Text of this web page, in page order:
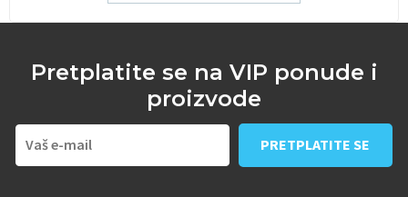
Pretplatite se na VIP ponude i
proizvode